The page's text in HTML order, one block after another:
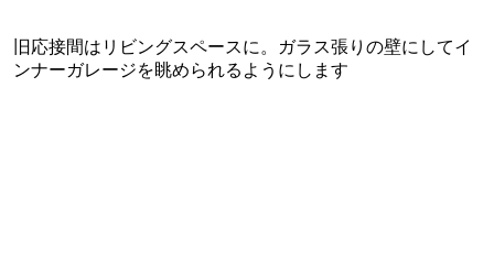
旧応接間はリビングスペースに。ガラス張りの壁にしてイ
ンナーガレージを眺められるようにします